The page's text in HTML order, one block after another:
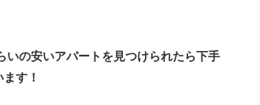
いの安いアパートを見つけられたら下手
す！